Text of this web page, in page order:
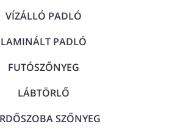
VÍZÁLLÓ PADLÓ
LAMINÁLT PADLÓ
FUTÓSZŐNYEG
LÁBTÖRLŐ
SZŐNYEG